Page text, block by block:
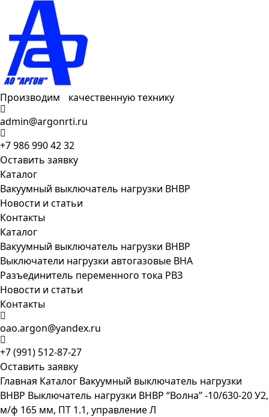
Производим качественную технику
admin@argonrti.ru
+7 986 990 42 32
Оставить заявку
Каталог
Вакуумный выключатель нагрузки ВНВР
Новости и статьи
Контакты
Каталог
Вакуумный выключатель нагрузки ВНВР
Выключатели нагрузки автогазовые ВНА
Разъединитель переменного тока РВЗ
Новости и статьи
Контакты
oao.argon@yandex.ru
+7 (991) 512-87-27
Оставить заявку
Главная Каталог Вакуумный выключатель нагрузки
ВНВР Выключатель нагрузки ВНВР “Волна” -10/630-20 У2,
м/ф 165 мм, ПТ 1.1, управление Л